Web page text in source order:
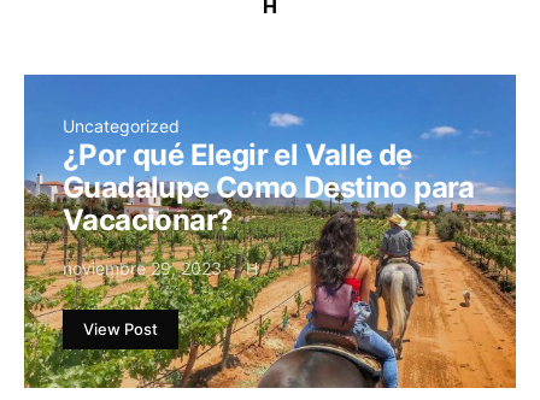
H
Uncategorized
¿Por qué Elegir el Valle de
Guadalupe Como Destino para
Vacacionar?
noviembre 29, 2023 H
View Post